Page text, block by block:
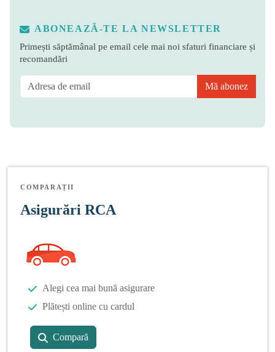
ABONEAZĂ-TE LA NEWSLETTER
Primești săptămânal pe email cele mai noi sfaturi financiare și
recomandări
Mă abonez
COMPARAȚII
Asigurări RCA
Alegi cea mai bună asigurare
Plătești online cu cardul
Compară